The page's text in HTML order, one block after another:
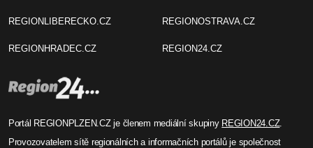
REGIONLIBERECKO.CZ
REGIONHRADEC.CZ
REGIONOSTRAVA.CZ
REGION24.CZ
Portál REGIONPLZEN.CZ je členem mediální skupiny REGION24.CZ.
Provozovatelem sítě regionálních a informačních portálů je společnost